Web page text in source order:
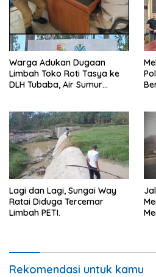
Warga Adukan Dugaan
Limbah Toko Roti Tasya ke
DLH Tubaba, Air Sumur
Lagi dan Lagi, Sungai Way
Ratai Diduga Tercemar
Limbah PETI.
Rekomendasi untuk kamu